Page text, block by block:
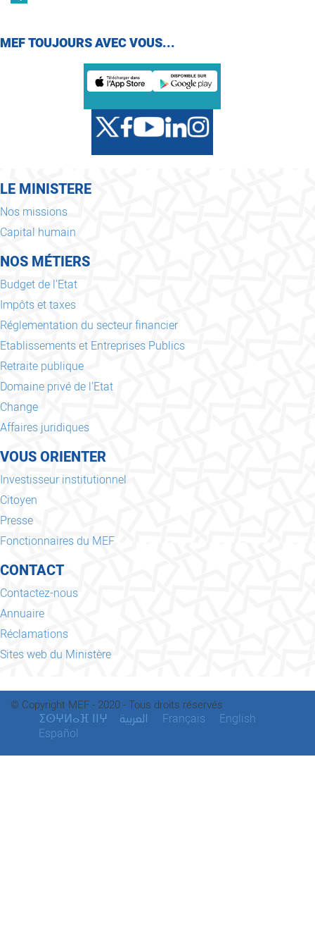
MEF TOUJOURS AVEC VOUS...
LE MINISTERE
Nos missions
Capital humain
NOS MÉTIERS
Budget de l'Etat
Impôts et taxes
Réglementation du secteur financier
Etablissements et Entreprises Publics
Retraite publique
Domaine privé de l'Etat
Change
Affaires juridiques
VOUS ORIENTER
Investisseur institutionnel
Citoyen
Presse
Fonctionnaires du MEF
CONTACT
Contactez-nous
Annuaire
Réclamations
Sites web du Ministère
© Copyright MEF - 2020 - Tous droits réservés
ⵉⵙⵖⵍⴰⴼ ⵏⵏⵖ العربية Français
English
Español